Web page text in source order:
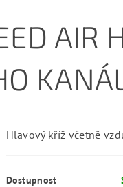
AIR
Hlavový kříž včetně
Dostupnost